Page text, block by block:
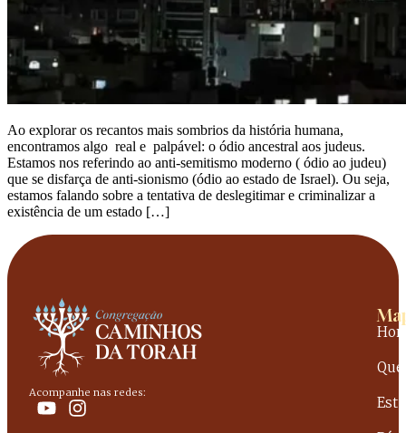
Ao explorar os recantos mais sombrios da história humana,
encontramos algo real e palpável: o ódio ancestral aos judeus.
Estamos nos referindo ao anti-semitismo moderno ( ódio ao judeu)
que se disfarça de anti-sionismo (ódio ao estado de Israel). Ou seja,
estamos falando sobre a tentativa de deslegitimar e criminalizar a
existência de um estado […]
Acompanhe nas redes: